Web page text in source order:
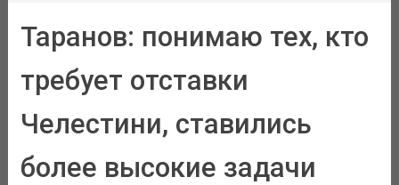
Таранов: понимаю тех, кто
требует отставки
Челестини, ставились
более высокие задачи